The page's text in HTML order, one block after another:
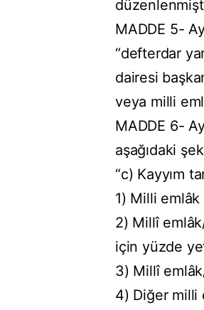
MADDE 5-
“defterdar
dairesi
veya milli
MADDE 6-
aşağıdaki
“c) Kayyım
1) Milli
2) Millî
için yüzde
3) Millî
4) Diğer milli